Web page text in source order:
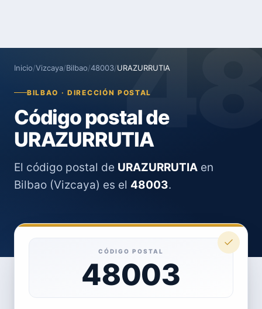
Inicio/Vizcaya/Bilbao/48003/URAZURRUTIA
BILBAO · DIRECCIÓN POSTAL
Código postal de
URAZURRUTIA
El código postal de URAZURRUTIA en
Bilbao (Vizcaya) es el 48003.
CÓDIGO POSTAL
48003